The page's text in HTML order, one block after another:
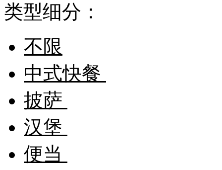
类型细分：
不限
中式快餐
披萨
汉堡
便当